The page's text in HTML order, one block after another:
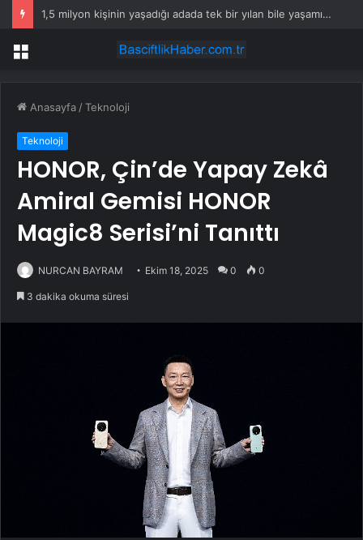
1,5 milyon kişinin yaşadığı adada tek bir yılan bile yaşamıyor
Menü
Anasayfa /Teknoloji
Teknoloji
HONOR, Çin’de Yapay Zekâ
Amiral Gemisi HONOR
Magic8 Serisi’ni Tanıttı
NURCAN BAYRAM Ekim 18, 2025 0 0
3 dakika okuma süresi